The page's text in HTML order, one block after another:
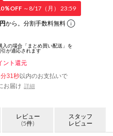
％OFF～8/17（月） 23:59
から。分割手数料無料
ント還元
30秒以内のお支払いで
お届け 詳細
レビュー
(5件)
スタッフ
レビュー